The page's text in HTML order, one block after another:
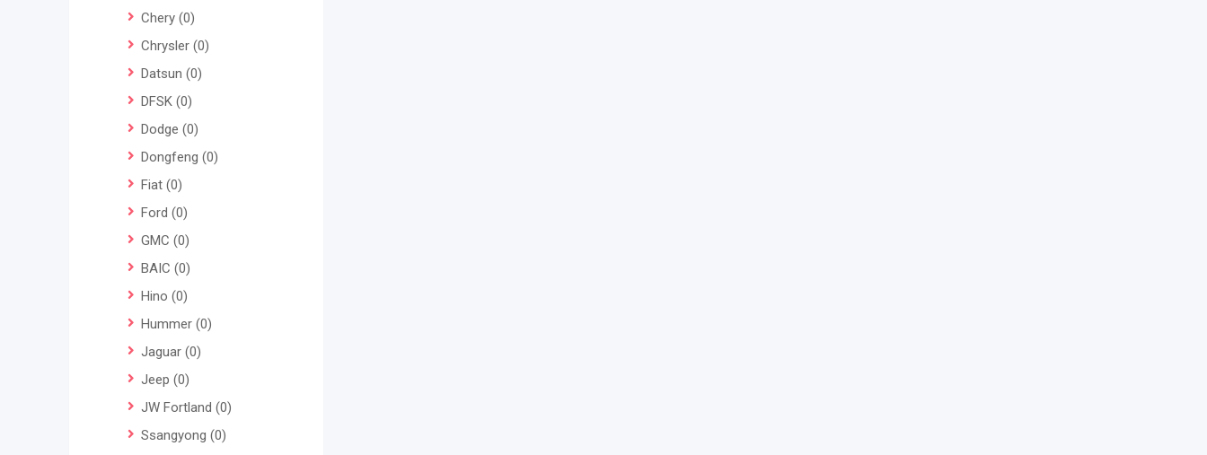
Chery (0)
Chrysler (0)
Datsun (0)
DFSK (0)
Dodge (0)
Dongfeng (0)
Fiat (0)
Ford (0)
GMC (0)
BAIC (0)
Hino (0)
Hummer (0)
Jaguar (0)
Jeep (0)
JW Fortland (0)
Ssangyong (0)